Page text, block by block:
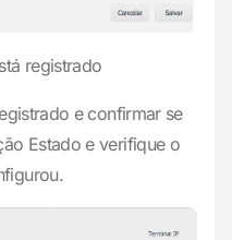
registrado
e confirmar se
Estado e verifique o